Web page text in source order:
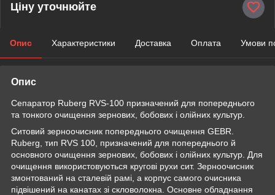
Ціну уточнюйте
Опис Характеристики Доставка Оплата Умови
Опис
Сепаратор Ruberg RVS-100 призначений для попереднього
та тонкого очищення зернових, бобових і олійних культур.
Ситовий зерноочисник попереднього очищення GEBR.
Ruberg, тип RVS 100, призначений для попереднього й
основного очищення зернових, бобових і олійних культур. Для
очищення використовуються кругові рухи сит. Зерноочисник
змонтований на сталевій рамі, а корпус самого очисника
підвішений на канатах зі скловолокна. Основне обладнання